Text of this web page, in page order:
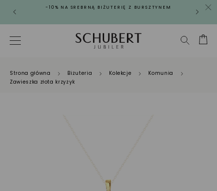
-10% NA SREBRNĄ BIŻUTERIĘ Z BURSZTYNEM
Strona główna Biżuteria Kolekcje
Komunia
Zawieszka złota krzyżyk